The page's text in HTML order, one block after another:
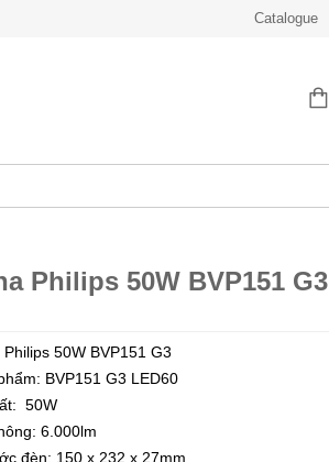
Catalogue
Philips 50W BVP151 G3
50W BVP151 G3
BVP151 G3 LED60
50W
6.000lm
đèn: 150 x 232 x 27mm